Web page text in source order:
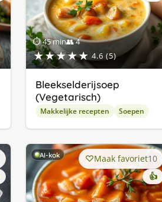
⏱ 45 min👥 4
★★★★★ 4.6 (5)
Bleekselderijsoep
(Vegetarisch)
Makkelijke recepten Soepen
AI-kok Maak favoriet10
👍